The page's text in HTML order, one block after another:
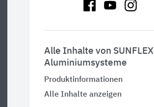
Alle Inhalte von SUNFLEX
Aluminiumsysteme
Produktinformationen
Alle Inhalte anzeigen